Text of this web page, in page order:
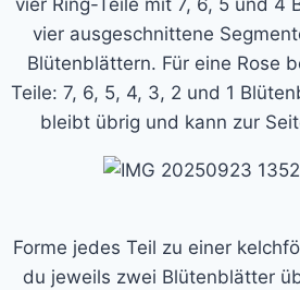
vier Ring-Teile mit 7, 6, 5 und 4
vier ausgeschnittene
Blütenblättern. Für eine Rose
Teile: 7, 6, 5, 4, 3, 2 und 1
bleibt übrig und kann zur
Forme jedes Teil zu einer
du jeweils zwei Blütenblätter